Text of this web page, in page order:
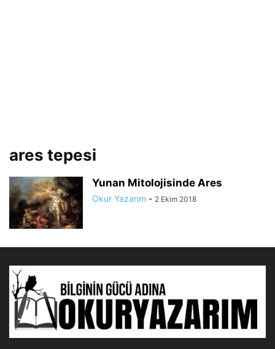
ares tepesi
Yunan Mitolojisinde Ares
Okur Yazarım - 2 Ekim 2018